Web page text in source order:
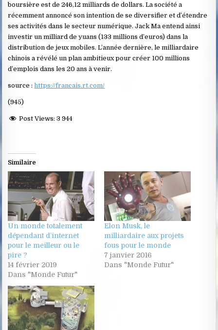
boursière est de 246,12 milliards de dollars. La société a
récemment annoncé son intention de se diversifier et d’étendre
ses activités dans le secteur numérique. Jack Ma entend ainsi
investir un milliard de yuans (133 millions d’euros) dans la
distribution de jeux mobiles. L’année dernière, le milliardaire
chinois a révélé un plan ambitieux pour créer 100 millions
d’emplois dans les 20 ans à venir.
source :https://francais.rt.com/
(945)
Post Views: 3 944
Similaire
Un monde totalement
dépendant d’internet
pour le meilleur ou le
pire ?
14 février 2019
Dans "Monde Futur"
Elon Musk, le
milliardaire aux projets
fous pour le monde
7 janvier 2016
Dans "Monde Futur"